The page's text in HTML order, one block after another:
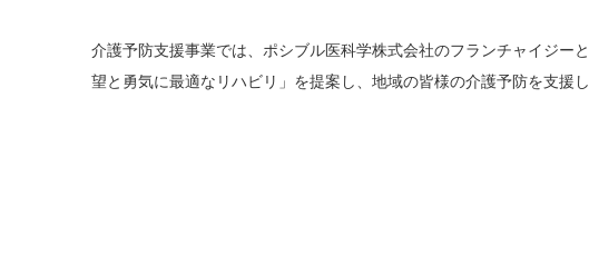
介護予防支援事業では、ポシブル医科学株式会社のフランチャイジー
望と勇気に最適なリハビリ」を提案し、地域の皆様の介護予防を支援し